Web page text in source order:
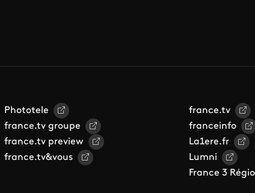
Phototele
france.tv groupe
france.tv preview
france.tv&vous
france.tv
franceinfo
La1ere.fr
Lumni
France 3